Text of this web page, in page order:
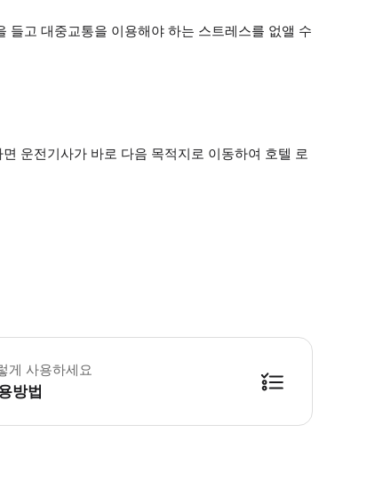
들고 대중교통을 이용해야 하는 스트레스를 없앨 수
운전기사가 바로 다음 목적지로 이동하여 호텔 로
롭 서비스를 받으려면 이메일/왓츠앱/라인/바이버를 통해 운영자에
게 사용하세요
방법